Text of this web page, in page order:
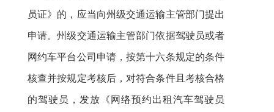
员证》的，应当向州级交通运输主管部门提出
申请。州级交通运输主管部门依据驾驶员或者
网约车平台公司申请，按第十六条规定的条件
核查并按规定考核后，对符合条件且考核合格
的驾驶员，发放《网络预约出租汽车驾驶员